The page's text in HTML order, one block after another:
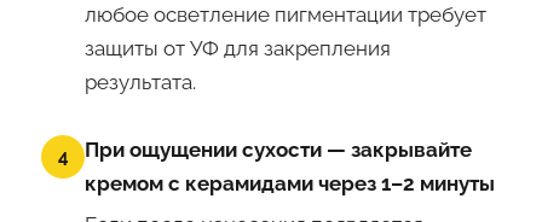
любое осветление пигментации требует
защиты от УФ для закрепления
результата.
4
При ощущении сухости — закрывайте
кремом с керамидами через 1–2 минуты